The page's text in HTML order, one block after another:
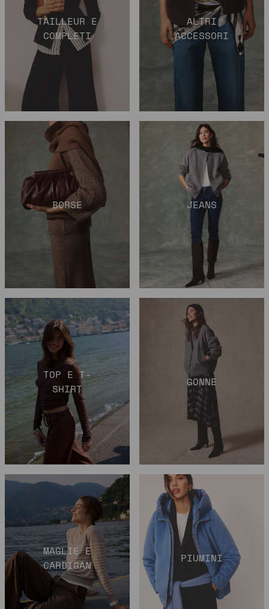
TAILLEUR E
COMPLETI
ALTRI
ACCESSORI
BORSE JEANS
TOP E T-
SHIRT
GONNE
MAGLIE E
CARDIGAN
PIUMINI